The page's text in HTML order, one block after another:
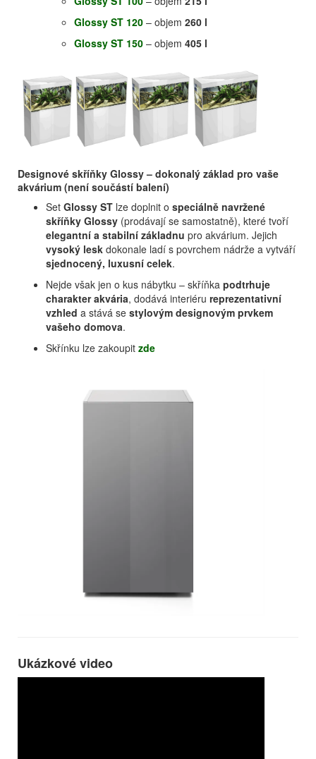
Glossy ST 120 – objem 260 l
Glossy ST 150 – objem 405 l
Designové skříňky Glossy – dokonalý základ pro vaše
akvárium (není součástí balení)
Set Glossy ST lze doplnit o speciálně navržené
skříňky Glossy (prodávají se samostatně), které tvoří
elegantní a stabilní základnu pro akvárium. Jejich
vysoký lesk dokonale ladí s povrchem nádrže a vytváří
sjednocený, luxusní celek.
Nejde však jen o kus nábytku – skříňka podtrhuje
charakter akvária, dodává interiéru reprezentativní
vzhled a stává se stylovým designovým prvkem
vašeho domova.
Skřínku lze zakoupit zde
Ukázkové video